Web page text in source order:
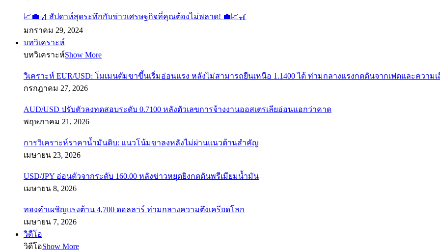
📈💼🎢 สัปดาห์สุดระทึกกับข่าวเศรษฐกิจที่คุณต้องไม่พลาด! 💼📈🎢
มกราคม 29, 2024
บทวิเคราะห์
บทวิเคราะห์Show More
วิเคราะห์ EUR/USD: โมเมนตัมขาขึ้นเริ่มอ่อนแรง หลังไม่สามารถยืนเหนือ 1.1400 ได้ ท่ามกลางแรงกดดันจากเฟดและความ
กรกฎาคม 27, 2026
AUD/USD ปรับตัวลงทดสอบระดับ 0.7100 หลังตัวเลขการจ้างงานออสเตรเลียอ่อนแอกว่าคาด
พฤษภาคม 21, 2026
การวิเคราะห์ราคาน้ำมันดิบ: แนวโน้มขาลงหลังไม่ผ่านแนวต้านสำคัญ
เมษายน 23, 2026
USD/JPY อ่อนตัวจากระดับ 160.00 หลังข่าวหยุดยิงกดดันพรีเมียมน้ำมัน
เมษายน 8, 2026
ทองคำเผชิญแรงต้าน 4,700 ดอลลาร์ ท่ามกลางความตึงเครียดโลก
เมษายน 7, 2026
วิดีโอ
วิดีโอShow More